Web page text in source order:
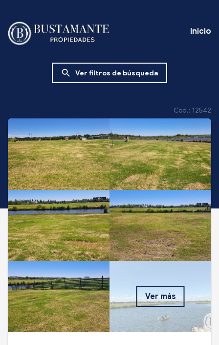
Inicio
search Ver filtros de búsqueda
Cód.: 12542
Ver más